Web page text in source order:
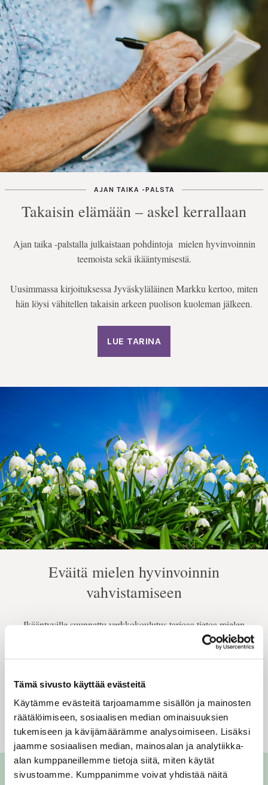
Tämä sivusto käyttää evästeitä
Käytämme evästeitä tarjoamamme sisällön ja mainosten
räätälöimiseen, sosiaalisen median ominaisuuksien
tukemiseen ja kävijämäärämme analysoimiseen. Lisäksi
jaamme sosiaalisen median, mainosalan ja analytiikka-
alan kumppaneillemme tietoja siitä, miten käytät
sivustoamme. Kumppanimme voivat yhdistää näitä
AJAN TAIKA -PALSTA
Takaisin elämään – askel kerrallaan
Ajan taika -palstalla julkaistaan pohdintoja mielen hyvinvoinnin
teemoista sekä ikääntymisestä.
Uusimmassa kirjoituksessa Jyväskyläläinen Markku kertoo, miten
hän löysi vähitellen takaisin arkeen puolison kuoleman jälkeen.
LUE TARINA
Eväitä mielen hyvinvoinnin
vahvistamiseen
Ikääntyville suunnattu verkkokoulutus tarjoaa tietoa mielen
hyvinvoinnista ja sen vahvistamisen keinoista. Itsenäisesti
LUE LISÄÄ